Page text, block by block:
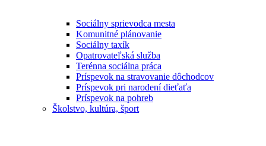
Sociálny sprievodca mesta
Komunitné plánovanie
Sociálny taxík
Opatrovateľská služba
Terénna sociálna práca
Príspevok na stravovanie dôchodcov
Príspevok pri narodení dieťaťa
Príspevok na pohreb
Školstvo, kultúra, šport